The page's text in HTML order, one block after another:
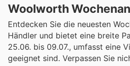
Woolworth
Entdecken Sie die neuesten
Händler und bietet eine breite
25.06. bis 09.07., umfasst eine
geeignet sind. Verpassen Sie